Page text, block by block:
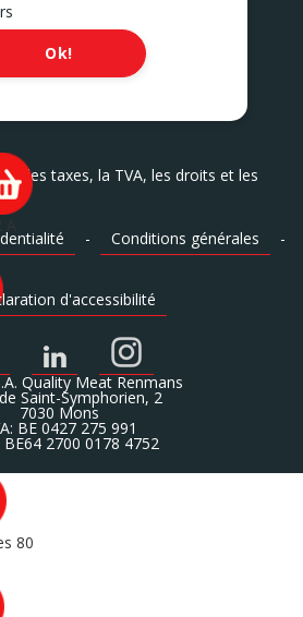
80
Ok!
les taxes, la TVA, les droits et les
- Conditions générales -
d'accessibilité
Quality Meat Renmans
Saint-Symphorien, 2
7030 Mons
BE 0427 275 991
BE64 2700 0178 4752